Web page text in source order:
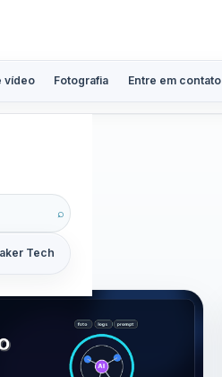
vídeo Fotografia Entre em contato
⌕
Tech